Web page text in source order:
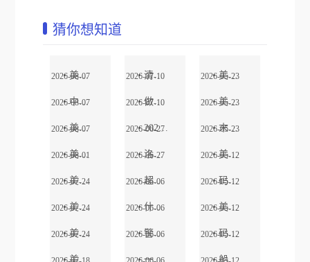
猜你想知道
美国海运有哪些方式？整柜FCL和拼...
2026-08-07
中国到美国海运需要多久？整柜、拼...
2026-08-07
美国海运怎么收费？海运费、附加费...
2026-08-07
美国清关总被扣？2026跨境卖家避坑...
2026-08-01
美国整柜运输到仓后如何降低拆柜...
2026-07-24
美国拆柜、分拣、打托、入库一体...
2026-07-24
美国海运到海外仓怎么操作？跨境卖...
2026-07-24
美国海外仓拆柜是什么意思？跨境卖...
清提拆派，环世速达把美线到港后的...
2026-07-10
做了这么多年美国头程，环世速达把...
2026-07-10
2026年新一轮301关税生效前赶货...
2026-06-27
洛杉矶/长滩港预约系统升级：三季...
2026-06-27
超大件家具怎么送？美国尾程派送中...
2026-06-06
什么是ISF申报？晚报一天罚款一万...
2026-06-06
警惕滞港费！码头提柜延误的常见原...
2026-06-06
一文读懂美国清关流程：BOND、POA...
美国大件配送时，货物需要吊车装卸...
2026-05-23
美国卡派是否提供白手套服务（搬运...
2026-05-23
末端派送货物被扣海关查验，尾程卡...
2026-05-23
美国港口提柜效率排名：哪个码头最...
2026-05-12
码头提柜当天能提到吗？取决于这三...
2026-05-12
美国码头提柜延迟原因：船公司、码...
2026-05-12
码头提柜 vs 直接送货到仓，哪种更...
2026-05-12
船到港后多久能提柜？美国码头提柜...